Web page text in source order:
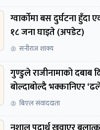
ग्वार्काेमा बस दुर्घटना
१८ जना घाइते (अपडेट)
सनीराज शाक्य
गुण्डुले राजीनामाको दबाब
बोल्दाबोल्दै भक्कानिएर
थपलिया
बिएल संवाददाता